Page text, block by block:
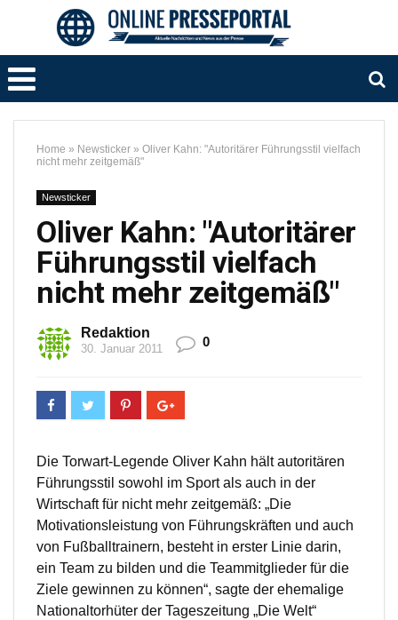
Home » Newsticker » Oliver Kahn: "Autoritärer Führungsstil vielfach
nicht mehr zeitgemäß"
Newsticker
Oliver Kahn: "Autoritärer
Führungsstil vielfach
nicht mehr zeitgemäß"
Redaktion
30. Januar 2011 0
Die Torwart-Legende Oliver Kahn hält autoritären
Führungsstil sowohl im Sport als auch in der
Wirtschaft für nicht mehr zeitgemäß: „Die
Motivationsleistung von Führungskräften und auch
von Fußballtrainern, besteht in erster Linie darin,
ein Team zu bilden und die Teammitglieder für die
Ziele gewinnen zu können“, sagte der ehemalige
Nationaltorhüter der Tageszeitung „Die Welt“